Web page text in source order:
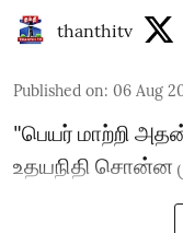
thanthitv
Published on: 06 Aug
"பெயர் மாற்றி
உதயநிதி சொன்ன